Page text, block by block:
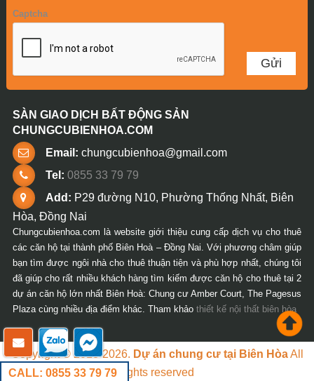
Captcha
SÀN GIAO DỊCH BẤT ĐỘNG SẢN
CHUNGCUBIENHOA.COM
Email: chungcubienhoa@gmail.com
Tel: 0855 33 79 79
Add: P29 đường N10, Phường Thống Nhất, Biên
Hòa, Đồng Nai
Chungcubienhoa.com là website giới thiệu cung cấp dịch vụ cho thuê
các căn hộ tại thành phố Biên Hoà – Đồng Nai. Với phương châm giúp
bạn tìm được ngôi nhà cho thuê thuận tiện và phù hợp nhất, chúng tôi
đã giúp cho rất nhiều khách hàng tìm kiếm được căn hộ cho thuê tại 2
dự án căn hộ lớn nhất Biên Hoà: Chung cư Amber Court, The Pagesus
Plaza cùng nhiều địa điểm khác. Tham khảo thiết kế nội thất biên hòa
CALL: 0855 33 79 79
Copyright © 2018-2026. Dự án chung cư tại Biên HòaAll
rights reserved